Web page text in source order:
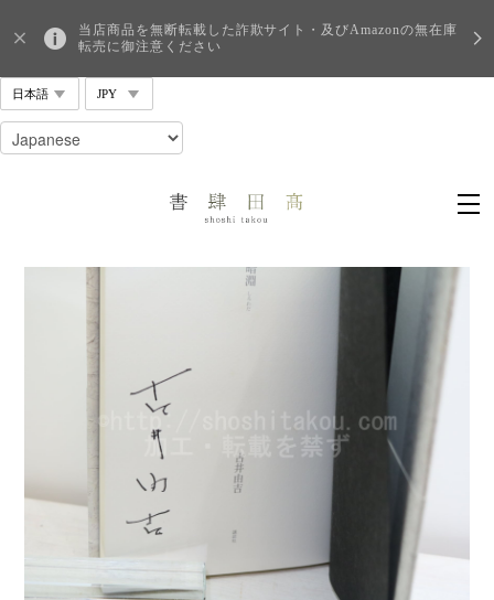
当店商品を無断転載した詐欺サイト・及びAmazonの無在庫
転売に御注意ください